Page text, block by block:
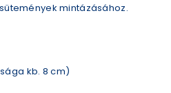
mintázásához.
kb. 8 cm)